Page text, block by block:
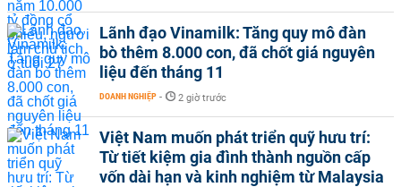
Lãnh đạo Vinamilk: Tăng quy mô đàn
bò thêm 8.000 con, đã chốt giá nguyên
liệu đến tháng 11
DOANH NGHIỆP - 2 giờ trước
Việt Nam muốn phát triển quỹ hưu trí:
Từ tiết kiệm gia đình thành nguồn cấp
vốn dài hạn và kinh nghiệm từ Malaysia